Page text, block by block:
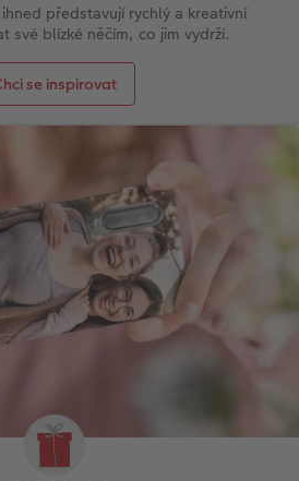
představují rychlý a kreativní
své blízké něčím, co jim vydrží.
se inspirovat